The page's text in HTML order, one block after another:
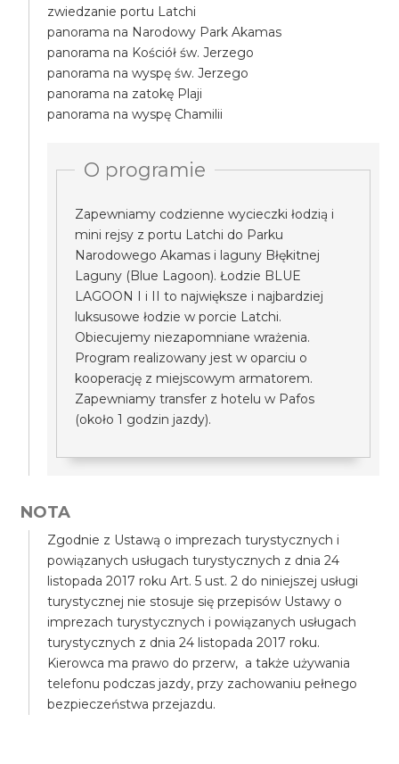
zwiedzanie portu Latchi
panorama na Narodowy Park Akamas
panorama na Kościół św. Jerzego
panorama na wyspę św. Jerzego
panorama na zatokę Plaji
panorama na wyspę Chamilii
O programie
Zapewniamy codzienne wycieczki łodzią i
mini rejsy z portu Latchi do Parku
Narodowego Akamas i laguny Błękitnej
Laguny (Blue Lagoon). Łodzie BLUE
LAGOON I i II to największe i najbardziej
luksusowe łodzie w porcie Latchi.
Obiecujemy niezapomniane wrażenia.
Program realizowany jest w oparciu o
kooperację z miejscowym armatorem.
Zapewniamy transfer z hotelu w Pafos
(około 1 godzin jazdy).
NOTA
Zgodnie z Ustawą o imprezach turystycznych i
powiązanych usługach turystycznych z dnia 24
listopada 2017 roku Art. 5 ust. 2 do niniejszej usługi
turystycznej nie stosuje się przepisów Ustawy o
imprezach turystycznych i powiązanych usługach
turystycznych z dnia 24 listopada 2017 roku.
Kierowca ma prawo do przerw, a także używania
telefonu podczas jazdy, przy zachowaniu pełnego
bezpieczeństwa przejazdu.